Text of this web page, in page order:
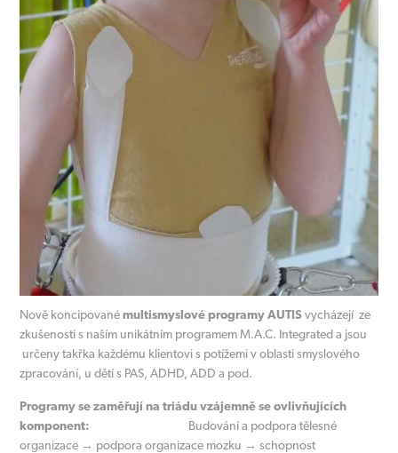
Nově koncipovanémultismyslové programy AUTISvycházejí ze
zkušenosti s naším unikátním programem M.A.C. Integrated a jsou
určeny takřka každému klientovi s potížemi v oblasti smyslového
zpracování, u dětí s PAS, ADHD, ADD a pod.
Programy se zaměřují na triádu vzájemně se ovlivňujících
komponent:
Budování a podpora tělesné
organizace → podpora organizace mozku → schopnost